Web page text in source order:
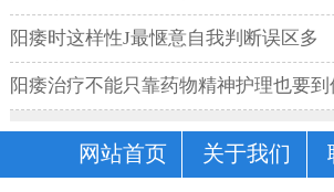
阳痿时这样性J最惬意自我判断误区多
阳痿治疗不能只靠药物精神护理也要到
网站首页 关于我们